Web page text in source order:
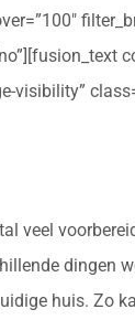
veel
dingen
huis. Zo